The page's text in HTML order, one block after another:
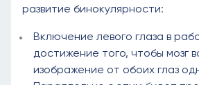
развитие бинокулярности:
Включение левого глаза в
достижение того, чтобы мозг
изображение от обоих глаз